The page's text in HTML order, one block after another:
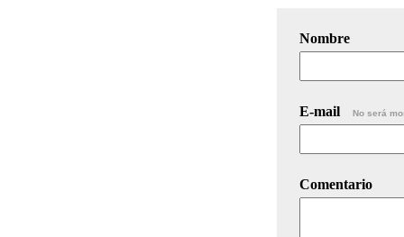
Nombre
E-mail No será
Comentario